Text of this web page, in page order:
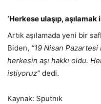
‘Herkese ulaşıp, aşılamak
Artık aşılamada yeni bir
Biden, “19 Nisan
herkesin aşı hakkı oldu.
istiyoruz” dedi.
Kaynak: Sputnık